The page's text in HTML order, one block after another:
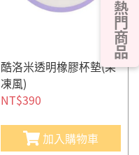
熱門商品
酷洛米透明橡膠杯墊(果
凍風)
NT$390
加入購物車